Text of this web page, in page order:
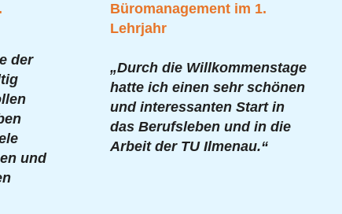
der
und
Büromanagement im 1.
Lehrjahr
„Durch die Willkommenstage
hatte ich einen sehr schönen
und interessanten Start in
das Berufsleben und in die
Arbeit der TU Ilmenau.“